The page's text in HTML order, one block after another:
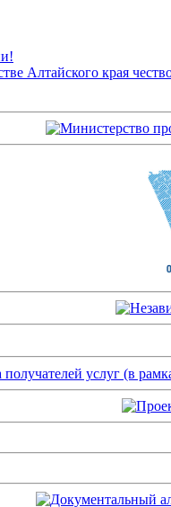
Алтайского края